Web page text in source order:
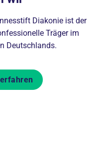
Diakonie ist der
Träger im
Deutschlands.